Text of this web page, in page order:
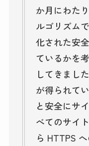
か月にわた
ルゴリズム
化された安
ているかを
してきまし
が得られて
と安全にサ
べてのサイ
ら HTTPS